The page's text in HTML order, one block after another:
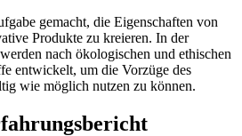
gemacht, die Eigenschaften von
Produkte zu kreieren. In der
nach ökologischen und ethischen
entwickelt, um die Vorzüge des
wie möglich nutzen zu können.